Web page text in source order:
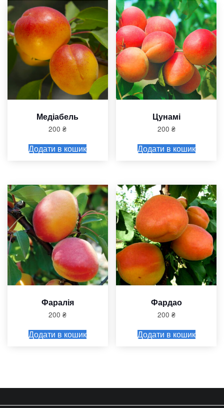
Медіабель
200₴
Додати в кошик
Цунамі
200 ₴
Додати в кошик
Фаралія
200₴
Додати в кошик
Фардао
200 ₴
Додати в кошик